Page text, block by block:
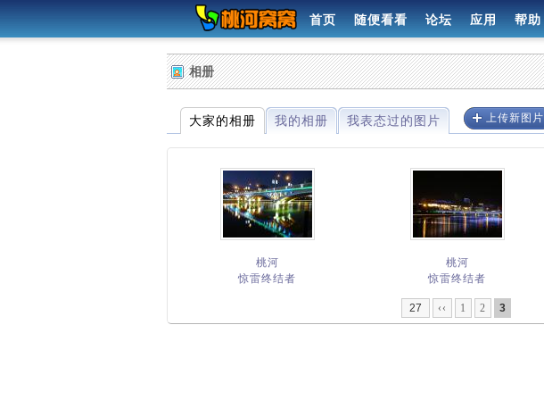
首页 随便看看 论坛 应用 帮助
相册
大家的相册 我的相册 我表态过的图片 上传新图片
桃河
惊雷终结者
桃河
惊雷终结者
27 ‹‹ 1 2 3